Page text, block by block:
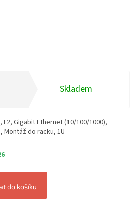
Skladem
do košíku
L2, Gigabit Ethernet (10/100/1000),
Montáž do racku, 1U